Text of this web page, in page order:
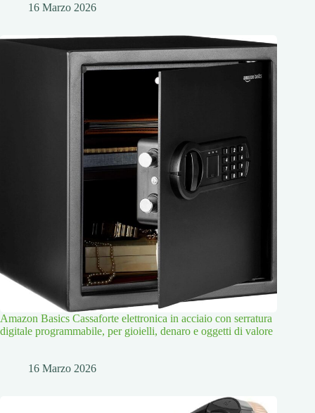
16 Marzo 2026
Amazon Basics Cassaforte elettronica in acciaio con serratura
digitale programmabile, per gioielli, denaro e oggetti di valore
16 Marzo 2026